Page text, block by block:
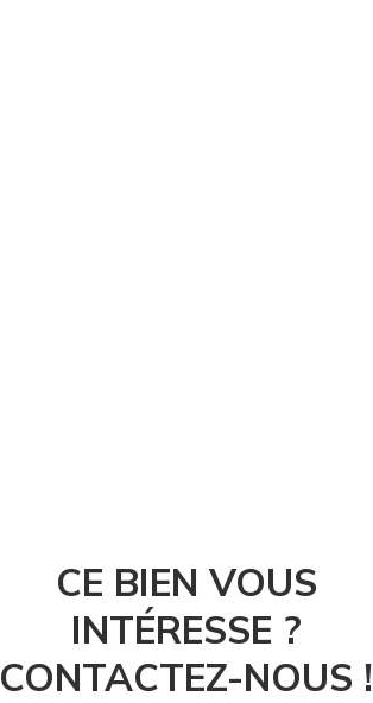
CE BIEN VOUS
INTÉRESSE ?
CONTACTEZ-NOUS !